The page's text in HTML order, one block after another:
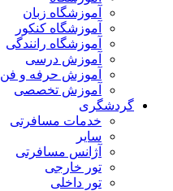
آموزشگاه زبان
آموزشگاه کنکور
آموزشگاه رانندگی
آموزش درسی
آموزش حرفه و فن
آموزش تخصصی
گردشگری
خدمات مسافرتی
سایر
آژانس مسافرتی
تور خارجی
تور داخلی